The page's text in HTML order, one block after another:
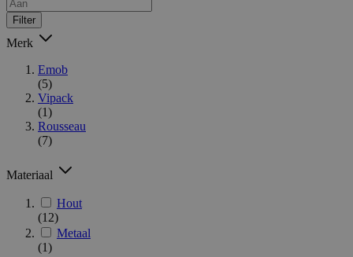
Filter
Merk
Emob
(5)
Vipack
(1)
Rousseau
(7)
Materiaal
Hout
(12)
Metaal
(1)